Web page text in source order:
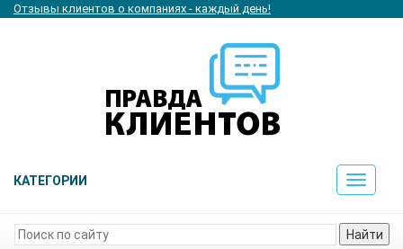
Отзывы клиентов о компаниях - каждый день!
КАТЕГОРИИ
Toggle
Найти